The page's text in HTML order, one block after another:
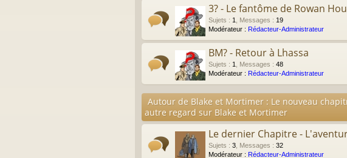
3? - Le fantôme de Rowan
Sujets : 1 Messages : 19
Modérateur : Rédacteur-Administrateur
BM? - Retour à Lhassa
Sujets : 1 Messages : 48
Modérateur : Rédacteur-Administrateur
Autour de Blake et Mortimer : Le nouveau
autre regard sur Blake et Mortimer
Le dernier Chapitre -
Sujets : 3 Messages : 32
Modérateur : Rédacteur-Administrateur